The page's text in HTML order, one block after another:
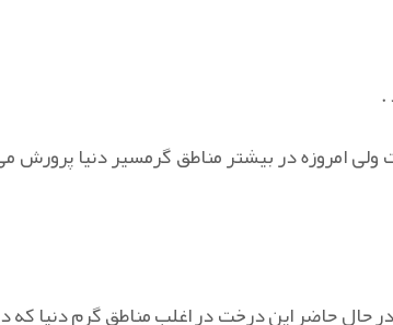
امروزه در بیشتر مناطق گرمسیر دنیا پرورش
حال حاضر این درخت در اغلب مناطق گرم دنیا که